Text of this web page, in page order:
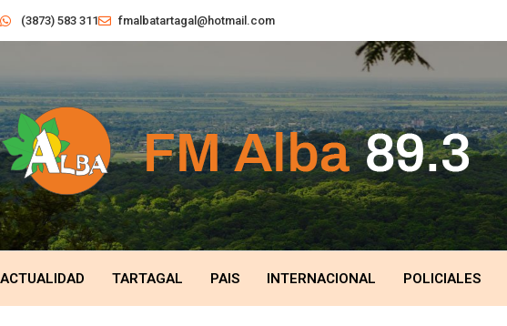
(3873) 583 311 fmalbatartagal@hotmail.com
ACTUALIDAD TARTAGAL PAIS INTERNACIONAL POLICIALES